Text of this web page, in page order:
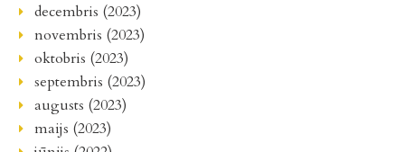
decembris (2023)
novembris (2023)
oktobris (2023)
septembris (2023)
augusts (2023)
maijs (2023)